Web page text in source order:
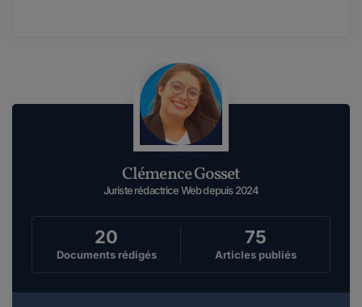
Clémence Gosset
Juriste rédactrice Web depuis 2024
20
Documents rédigés
75
Articles publiés